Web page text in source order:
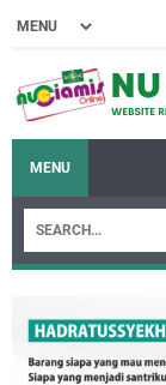
MENU